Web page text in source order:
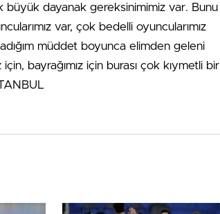
büyük dayanak gereksinimimiz var. Bunu
var, çok bedelli oyuncularımız
müddet boyunca elimden geleni
bayrağımız için burası çok kıymetli bir